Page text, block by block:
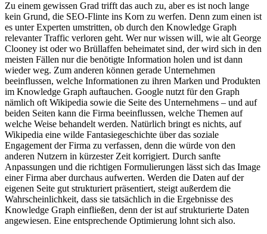
Zu einem gewissen Grad trifft das auch zu, aber es ist noch lange
kein Grund, die SEO-Flinte ins Korn zu werfen. Denn zum einen ist
es unter Experten umstritten, ob durch den Knowledge Graph
relevanter Traffic verloren geht. Wer nur wissen will, wie alt George
Clooney ist oder wo Brüllaffen beheimatet sind, der wird sich in den
meisten Fällen nur die benötigte Information holen und ist dann
wieder weg. Zum anderen können gerade Unternehmen
beeinflussen, welche Informationen zu ihren Marken und Produkten
im Knowledge Graph auftauchen. Google nutzt für den Graph
nämlich oft Wikipedia sowie die Seite des Unternehmens – und auf
beiden Seiten kann die Firma beeinflussen, welche Themen auf
welche Weise behandelt werden. Natürlich bringt es nichts, auf
Wikipedia eine wilde Fantasiegeschichte über das soziale
Engagement der Firma zu verfassen, denn die würde von den
anderen Nutzern in kürzester Zeit korrigiert. Durch sanfte
Anpassungen und die richtigen Formulierungen lässt sich das Image
einer Firma aber durchaus aufwerten. Werden die Daten auf der
eigenen Seite gut strukturiert präsentiert, steigt außerdem die
Wahrscheinlichkeit, dass sie tatsächlich in die Ergebnisse des
Knowledge Graph einfließen, denn der ist auf strukturierte Daten
angewiesen. Eine entsprechende Optimierung lohnt sich also.